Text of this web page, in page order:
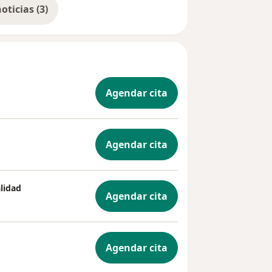
cada vez
de
era el
Mostrar más noticias (3)
Agendar cita
Agendar cita
Agendar cita
Agendar cita